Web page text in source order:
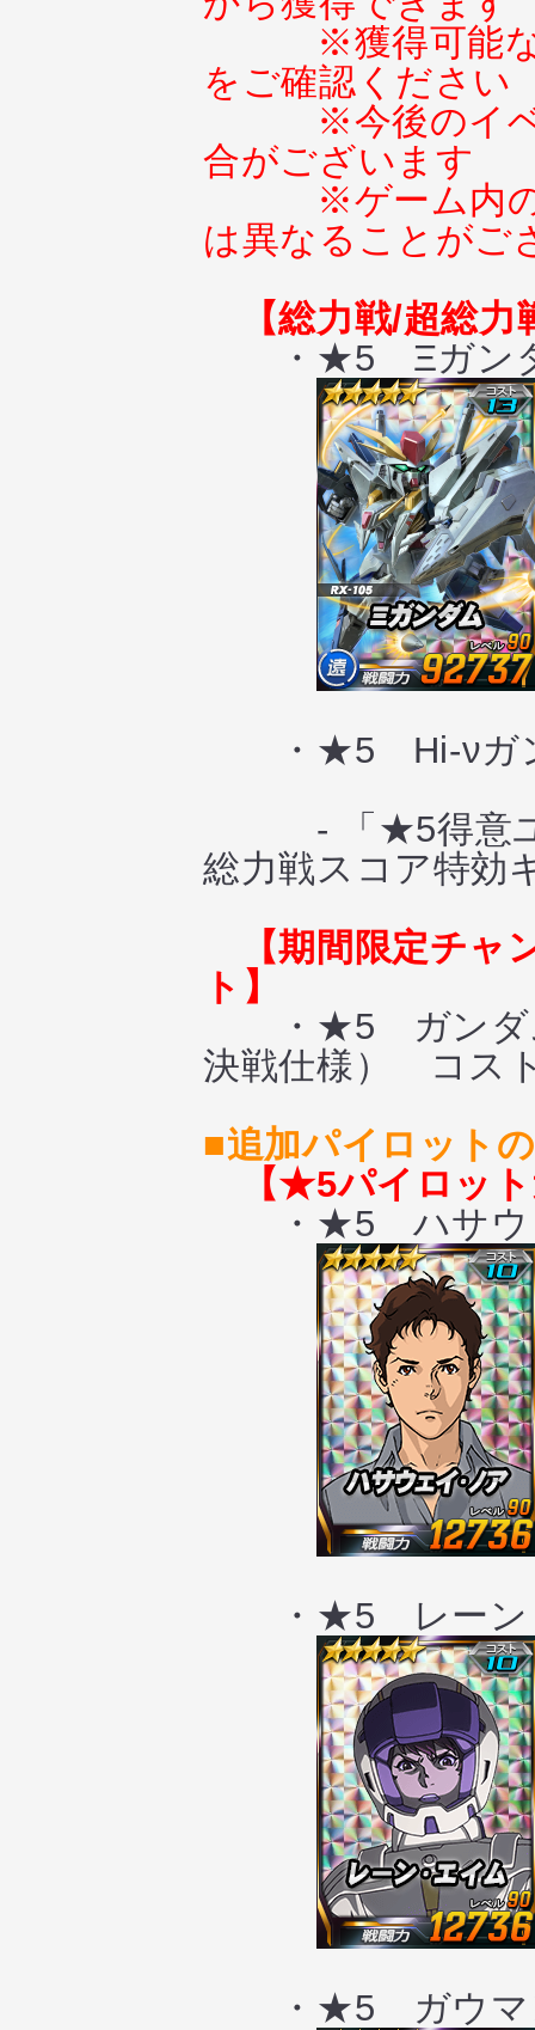
※獲得可能
をご確認ください
※今後のイ
合がございます
※ゲーム内
は異なることがご
【総力戦/超総
・★5 Ξガン
・★5 Hi-νガ
- 「★5得意ユニ
総力戦スコア特効
【期間限定チ
ト】
・★5 ガンダム
決戦仕様） コ
■追加パイロット
【★5パイロッ
・★5 ハサウ
・★5 レーン
・★5 ガウマ